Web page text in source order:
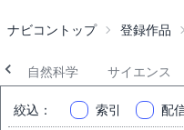
ナビコントップ 登録作品
自然科学 サイエンス
絞込 ： 索引 配